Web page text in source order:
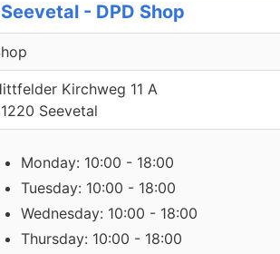
- DPD Shop
Kirchweg 11 A
Seevetal
Monday: 10:00 - 18:00
Tuesday: 10:00 - 18:00
Wednesday: 10:00 - 18:00
Thursday: 10:00 - 18:00